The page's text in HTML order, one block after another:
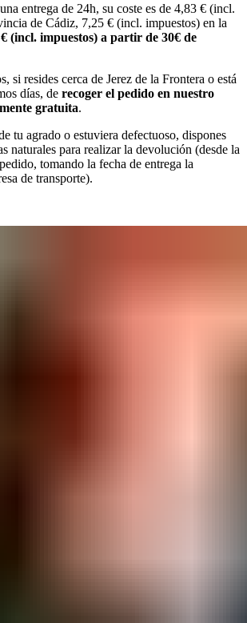
entrega de 24h, su coste es de 4,83 € (incl.
de Cádiz, 7,25 € (incl. impuestos) en la
(incl. impuestos) a partir de 30€ de
si resides cerca de Jerez de la Frontera o está
días, de recoger el pedido en nuestro
gratuita.
tu agrado o estuviera defectuoso, dispones
naturales para realizar la devolución (desde la
tomando la fecha de entrega la
de transporte).